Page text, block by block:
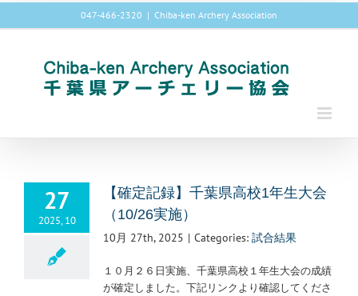
047-466-2320 | Chiba-ken Archery Association
27
2025, 10
【確定記録】千葉県高校1年生大会
（10/26実施）
10月 27th, 2025 | Categories: 試合結果
１０月２６日実施、千葉県高校１年生大会の成績
が確定しました。下記リンクより確認してくださ